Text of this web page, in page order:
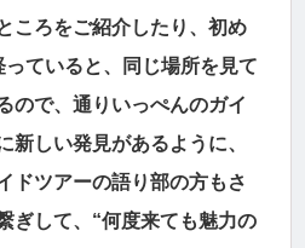
ころをご紹介したり、初め
ていると、同じ場所を見て
ので、通りいっぺんのガイ
新しい発見があるように、
ドツアーの語り部の方もさ
ぎして、“何度来ても魅力の